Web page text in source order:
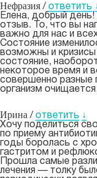
Нефразия / ответить
Елена, добрый
отзыв. То, что вы
важно для нас и
Состояние
возможны и кризисы
состояние,
некоторое время и
совершенно разные
организм очищается.
Ирина / ответить ↓
Хочу поделиться
по приему
годы боролась с
гастритом и
Прошла самые
лечения — толку